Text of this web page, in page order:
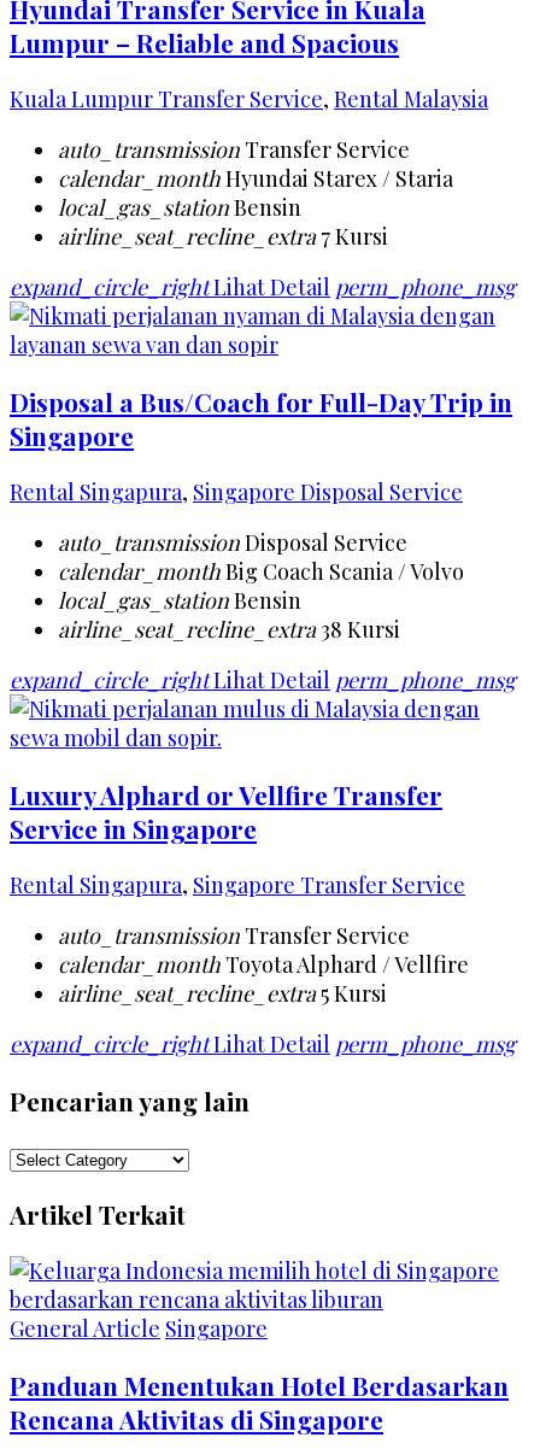
Hyundai Transfer Service in Kuala
Lumpur – Reliable and Spacious
Kuala Lumpur Transfer Service, Rental Malaysia
auto_transmission Transfer Service
calendar_monthHyundai Starex / Staria
local_gas_stationBensin
airline_seat_recline_extra7 Kursi
expand_circle_rightLihat Detail perm_phone_msg
Disposal a Bus/Coach for Full-Day Trip in
Singapore
Rental Singapura, Singapore Disposal Service
auto_transmissionDisposal Service
calendar_monthBig Coach Scania / Volvo
local_gas_stationBensin
airline_seat_recline_extra38 Kursi
expand_circle_rightLihat Detail perm_phone_msg
Luxury Alphard or Vellfire Transfer
Service in Singapore
Rental Singapura, Singapore Transfer Service
auto_transmission Transfer Service
calendar_month Toyota Alphard / Vellfire
airline_seat_recline_extra5 Kursi
expand_circle_rightLihat Detail perm_phone_msg
Pencarian yang lain
Pencarian
lain
Artikel Terkait
General Article Singapore
Panduan Menentukan Hotel Berdasarkan
Rencana Aktivitas di Singapore